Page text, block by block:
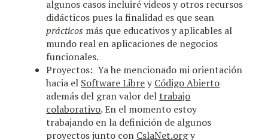
algunos casos incluiré videos y otros recursos
didácticos pues la finalidad es que sean
prácticos más que educativos y aplicables al
mundo real en aplicaciones de negocios
funcionales.
Proyectos: Ya he mencionado mi orientación
hacia el Software LibreyCódigo Abierto
además del gran valor deltrabajo
colaborativo. En el momento estoy
trabajando en la definición de algunos
proyectos junto con CslaNet.orgy